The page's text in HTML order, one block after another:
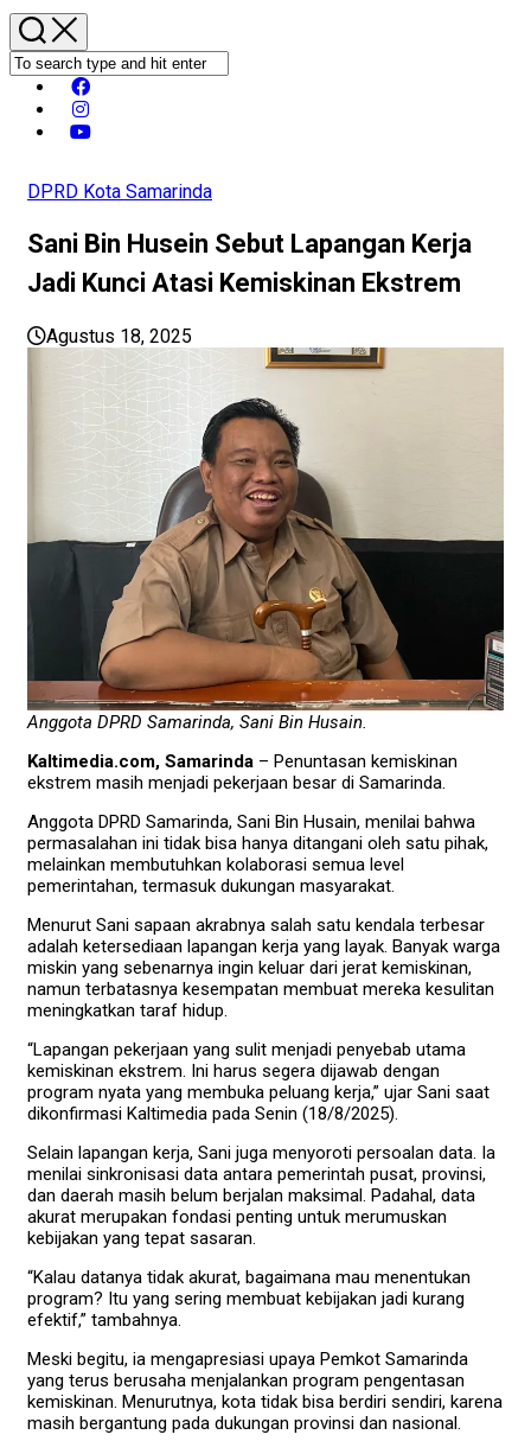
DPRD Kota Samarinda
Sani Bin Husein Sebut Lapangan Kerja
Jadi Kunci Atasi Kemiskinan Ekstrem
Agustus 18, 2025
Anggota DPRD Samarinda, Sani Bin Husain.
Kaltimedia.com, Samarinda – Penuntasan kemiskinan
ekstrem masih menjadi pekerjaan besar di Samarinda.
Anggota DPRD Samarinda, Sani Bin Husain, menilai bahwa
permasalahan ini tidak bisa hanya ditangani oleh satu pihak,
melainkan membutuhkan kolaborasi semua level
pemerintahan, termasuk dukungan masyarakat.
Menurut Sani sapaan akrabnya salah satu kendala terbesar
adalah ketersediaan lapangan kerja yang layak. Banyak warga
miskin yang sebenarnya ingin keluar dari jerat kemiskinan,
namun terbatasnya kesempatan membuat mereka kesulitan
meningkatkan taraf hidup.
“Lapangan pekerjaan yang sulit menjadi penyebab utama
kemiskinan ekstrem. Ini harus segera dijawab dengan
program nyata yang membuka peluang kerja,” ujar Sani saat
dikonfirmasi Kaltimedia pada Senin (18/8/2025).
Selain lapangan kerja, Sani juga menyoroti persoalan data. Ia
menilai sinkronisasi data antara pemerintah pusat, provinsi,
dan daerah masih belum berjalan maksimal. Padahal, data
akurat merupakan fondasi penting untuk merumuskan
kebijakan yang tepat sasaran.
“Kalau datanya tidak akurat, bagaimana mau menentukan
program? Itu yang sering membuat kebijakan jadi kurang
efektif,” tambahnya.
Meski begitu, ia mengapresiasi upaya Pemkot Samarinda
yang terus berusaha menjalankan program pengentasan
kemiskinan. Menurutnya, kota tidak bisa berdiri sendiri, karena
masih bergantung pada dukungan provinsi dan nasional.